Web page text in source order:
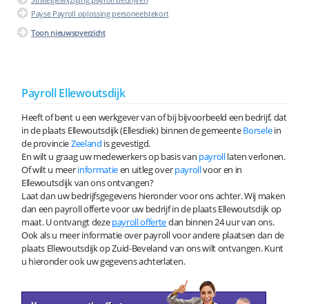
Payse Payroll oplossing personeelstekort
Toon nieuwsoverzicht
Payroll Ellewoutsdijk
Heeft of bent u een werkgever van of bij bijvoorbeeld een bedrijf, dat
in de plaats Ellewoutsdijk (Ellesdiek) binnen de gemeenteBorselein
de provincieZeeland is gevestigd.
En wilt u graag uw medewerkers op basis van payrolllaten verlonen.
Of wilt u meerinformatieen uitleg overpayrollvoor en in
Ellewoutsdijk van ons ontvangen?
Laat dan uw bedrijfsgegevens hieronder voor ons achter. Wij maken
dan een payroll offerte voor uw bedrijf in de plaats Ellewoutsdijk op
maat. U ontvangt dezepayroll offertedan binnen 24 uur van ons.
Ook als u meer informatie over payroll voor andere plaatsen dan de
plaats Ellewoutsdijk op Zuid-Beveland van ons wilt ontvangen. Kunt
u hieronder ook uw gegevens achterlaten.